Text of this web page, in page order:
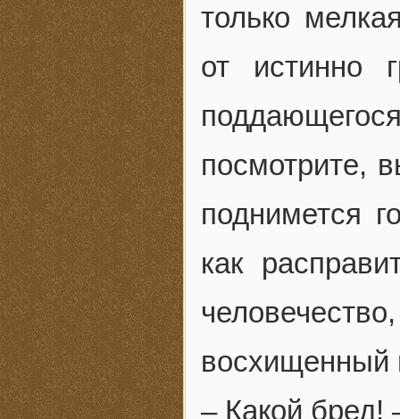
только
от истинно
посмотрите,
поднимется
как
восхищенный
– Какой бред!